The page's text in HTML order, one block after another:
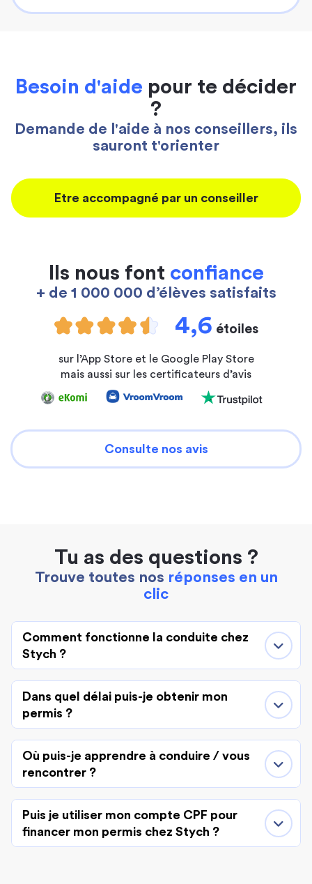
Besoin d'aide pour te décider
?
Demande de l'aide à nos conseillers, ils
sauront t'orienter
Etre accompagné par un conseiller
Ils nous font confiance
+ de 1 000 000 d’élèves satisfaits
4,6 étoiles
sur l’App Store et le Google Play Store
mais aussi sur les certificateurs d’avis
Consulte nos avis
Tu as des questions ?
Trouve toutes nos réponses en un
clic
Comment fonctionne la conduite chez
Stych ?
Dans quel délai puis-je obtenir mon
permis ?
Où puis-je apprendre à conduire / vous
rencontrer ?
Puis je utiliser mon compte CPF pour
financer mon permis chez Stych ?